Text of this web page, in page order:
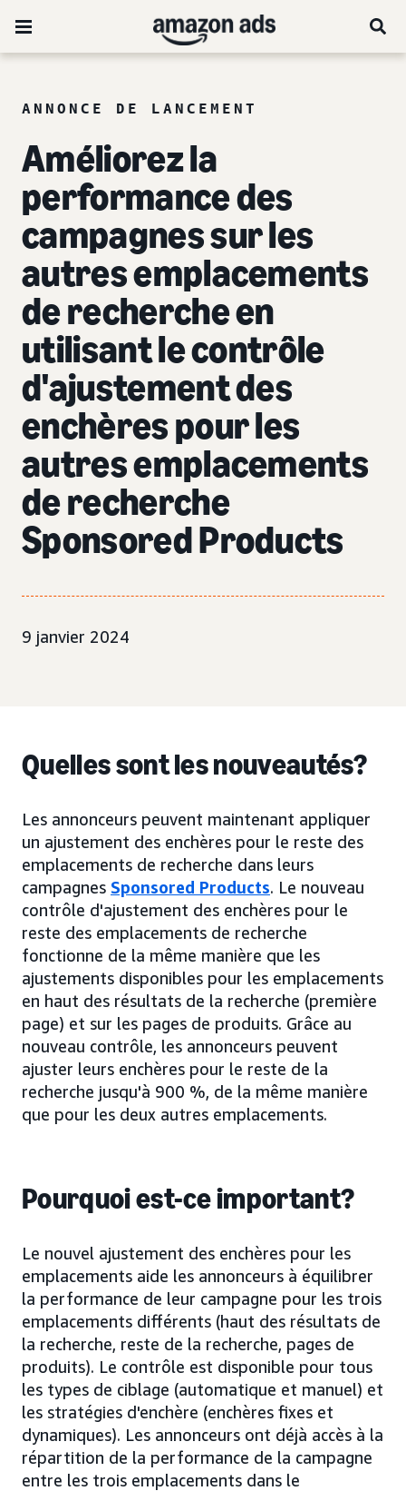
ANNONCE DE LANCEMENT
Améliorez la
performance des
campagnes sur les
autresemplacements
de recherche en
utilisant le contrôle
d'ajustement des
enchères pour les
autres emplacements
de recherche
Sponsored Products
9 janvier 2024
Quelles sont les nouveautés?
Les annonceurs peuvent maintenant appliquer
un ajustement des enchères pour le reste des
emplacements de recherche dans leurs
campagnes Sponsored Products. Le nouveau
contrôle d'ajustement des enchères pour le
reste des emplacements de recherche
fonctionne de la même manière que les
ajustements disponibles pour les emplacements
en haut des résultats de la recherche (première
page) et sur les pages de produits. Grâce au
nouveau contrôle, les annonceurs peuvent
ajuster leurs enchères pour le reste de la
recherche jusqu'à 900 %, de la même manière
que pour les deux autres emplacements.
Pourquoi est-ce important?
Le nouvel ajustement des enchères pour les
emplacements aide les annonceurs à équilibrer
la performance de leur campagne pour les trois
emplacements différents (haut des résultats de
la recherche, reste de la recherche, pages de
produits). Le contrôle est disponible pour tous
les types de ciblage (automatique et manuel) et
les stratégies d'enchère (enchères fixes et
dynamiques). Les annonceurs ont déjà accès à la
répartition de la performance de la campagne
entre les trois emplacements dans le